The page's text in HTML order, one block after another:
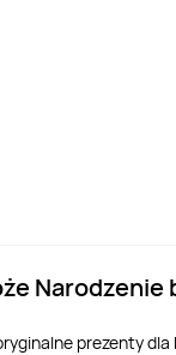
Narodzenie
prezenty